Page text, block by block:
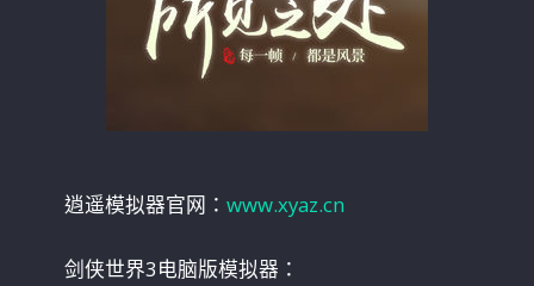
逍遥模拟器官网： www.xyaz.cn
剑侠世界3电脑版模拟器：